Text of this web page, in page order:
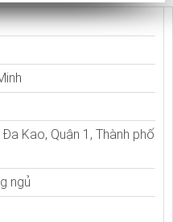
Kao, Quận 1, Thành phố
ngủ